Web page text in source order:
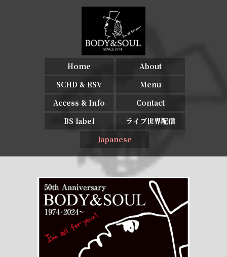
Home
About
SCHD & RSV
Menu
Access & Info
Contact
BS label
ライブ世界配信
Japanese